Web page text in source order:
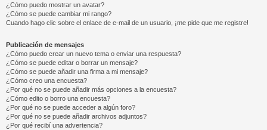
¿Cómo puedo mostrar un avatar?
¿Cómo se puede cambiar mi rango?
Cuando hago clic sobre el enlace de e-mail de un usuario, ¡me pide que me registre!
Publicación de mensajes
¿Cómo puedo crear un nuevo tema o enviar una respuesta?
¿Cómo se puede editar o borrar un mensaje?
¿Cómo se puede añadir una firma a mi mensaje?
¿Cómo creo una encuesta?
¿Por qué no se puede añadir más opciones a la encuesta?
¿Cómo edito o borro una encuesta?
¿Por qué no se puede acceder a algún foro?
¿Por qué no se puede añadir archivos adjuntos?
¿Por qué recibí una advertencia?